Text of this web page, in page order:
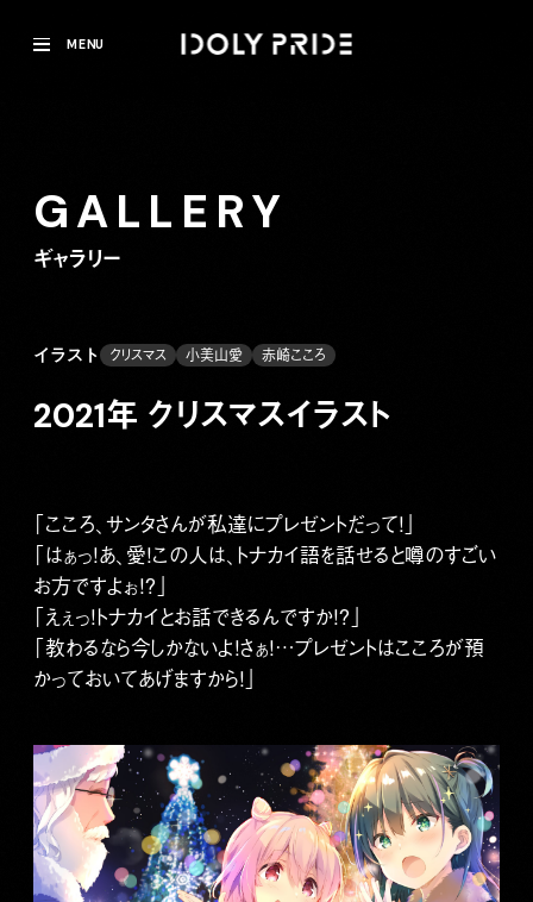
MENU
GALLERY
ギャラリー
イラスト クリスマス 小美山愛 赤崎こころ
2021年 クリスマスイラスト
「こころ、サンタさんが私達にプレゼントだって！」
「はぁっ！あ、愛！この人は、トナカイ語を話せると噂のすごい
お方ですよぉ！？」
「えぇっ！トナカイとお話できるんですか！？」
「教わるなら今しかないよ！さぁ！…プレゼントはこころが預
かっておいてあげますから！」